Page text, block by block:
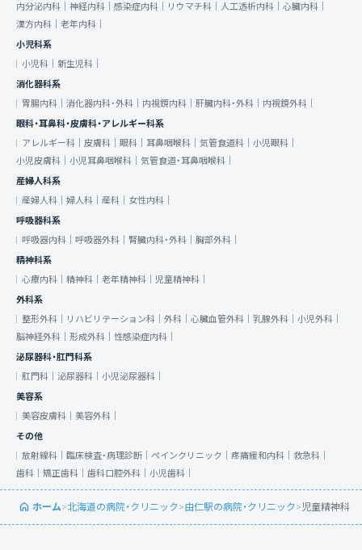
内分泌内科｜ 神経内科｜ 感染症内科｜ リウマチ科｜ 人工透析内科｜ 心臓内科｜
漢方内科｜ 老年内科｜
小児科系
小児科｜ 新生児科｜
消化器科系
胃腸内科｜ 消化器内科・外科｜ 内視鏡内科｜ 肝臓内科・外科｜ 内視鏡外科｜
眼科・耳鼻科・皮膚科・アレルギー科系
アレルギー科｜ 皮膚科｜ 眼科｜ 耳鼻咽喉科｜ 気管食道科｜ 小児眼科｜
小児皮膚科｜ 小児耳鼻咽喉科｜ 気管食道・耳鼻咽喉科｜
産婦人科系
産婦人科｜ 婦人科｜ 産科｜ 女性内科｜
呼吸器科系
呼吸器内科｜ 呼吸器外科｜ 腎臓内科・外科｜ 胸部外科｜
精神科系
心療内科｜ 精神科｜ 老年精神科｜ 児童精神科｜
外科系
整形外科｜
リハビリテーション科｜ 外科｜ 心臓血管外科｜ 乳腺外科｜ 小児外科｜
脳神経外科｜ 形成外科｜ 性感染症内科｜
泌尿器科・肛門科系
肛門科｜ 泌尿器科｜ 小児泌尿器科｜
美容系
美容皮膚科｜ 美容外科｜
その他
放射線科｜ 臨床検査・病理診断｜ ペインクリニック｜ 疼痛緩和内科｜ 救急科｜
歯科｜ 矯正歯科｜ 歯科口腔外科｜ 小児歯科｜
ホーム>北海道の病院・クリニック>由仁駅の病院・クリニック> 児童精神科